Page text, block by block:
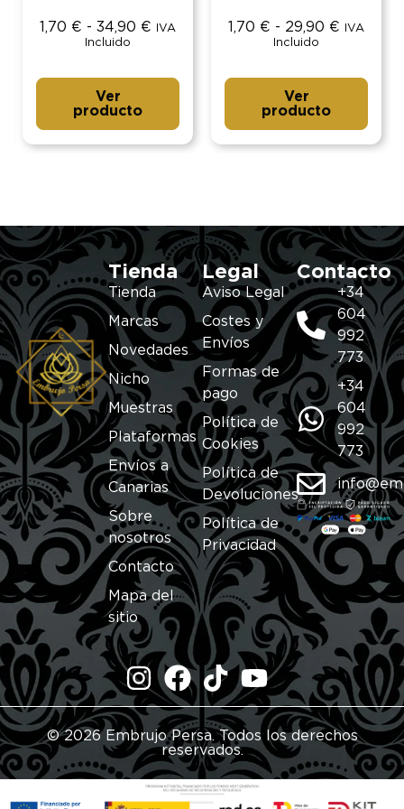
1,70 € - 34,90 €
IVA
Incluido
Ver
producto
1,70 € - 29,90 €
IVA
Incluido
Ver
producto
Tienda
Tienda
Marcas
Novedades
Nicho
Muestras
Plataformas
Envíos a
Canarias
Sobre
nosotros
Contacto
Mapa del
sitio
Legal
Aviso Legal
Costes y
Envíos
Formas de
pago
Política de
Cookies
Política de
Devoluciones
Política de
Privacidad
Contacto
+34
604
992
773
+34
604
992
773
© 2026 Embrujo Persa. Todos los derechos
reservados.